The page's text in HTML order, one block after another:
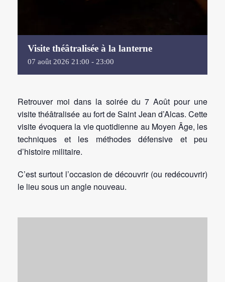
Visite théâtralisée à la lanterne
07 août 2026 21:00 - 23:00
Retrouver moi dans la soirée du 7 Août pour une
visite théâtralisée au fort de Saint Jean d’Alcas. Cette
visite évoquera la vie quotidienne au Moyen Âge, les
techniques et les méthodes défensive et peu
d’histoire militaire.
C’est surtout l’occasion de découvrir (ou redécouvrir)
le lieu sous un angle nouveau.